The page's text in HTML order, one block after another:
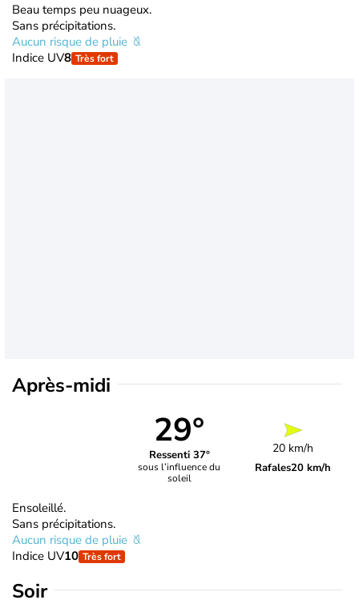
Beau temps peu nuageux.
Sans précipitations.
Aucun risque de pluie
Indice UV8 Très fort
Après-midi
29°
Ressenti 37°
sous l’influence du
soleil
20 km/h
Rafales20 km/h
Ensoleillé.
Sans précipitations.
Aucun risque de pluie
Indice UV10 Très fort
Soir